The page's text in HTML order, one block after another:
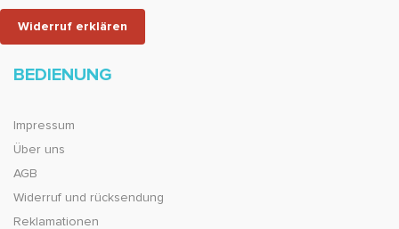
Widerruf erklären
BEDIENUNG
Impressum
Über uns
AGB
Widerruf und rücksendung
Reklamationen